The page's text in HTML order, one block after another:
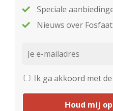
Speciale
Nieuws over
Ik ga akkoord met de
Houd mij